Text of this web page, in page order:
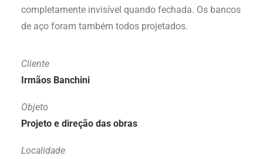
completamente invisível quando fechada. Os bancos
de aço foram também todos projetados.
Cliente
Irmãos Banchini
Objeto
Projeto e direção das obras
Localidade